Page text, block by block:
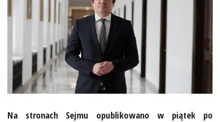
Na stronach Sejmu opublikowano w piątek po